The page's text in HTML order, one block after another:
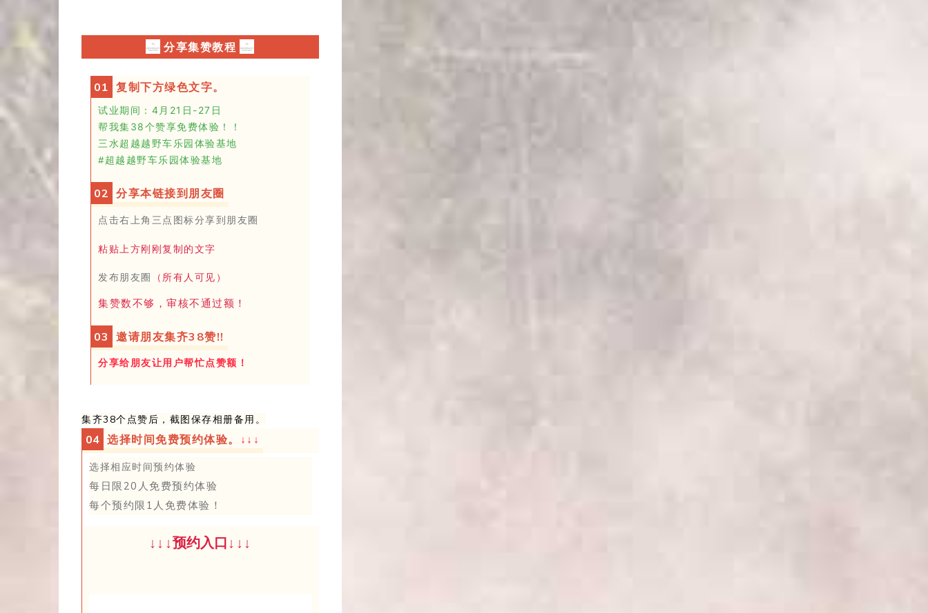
分享集赞教程
01 复制下方绿色文字。
试业期间： 4月21日-27日
帮我集38个赞享免费体验！！
三水超越越野车乐园体验基地
#超越越野车乐园体验基地
02 分享本链接到朋友圈
点击右上角三点 图标分享到朋友圈
粘贴上方刚刚复制的文字
发布朋友圈 （所有人可见）
集赞数不够， 审核不通过额！
03 邀请朋友集齐38赞!!
分享给朋友让用户帮忙点赞额！
集齐38个点赞后，截图保存相册备用。
04 选择时间免费预约体验。 ↓ ↓ ↓
选择相应时间预约体验
每日限20人免费预约体验
每个预约限1人 免费体验！
↓ ↓ ↓预约入口↓ ↓ ↓